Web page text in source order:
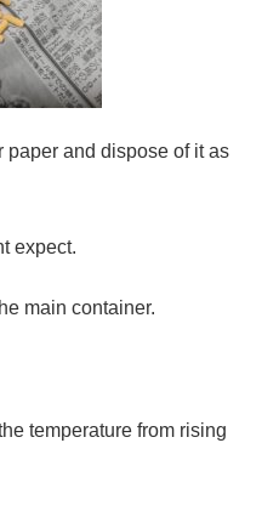
and dispose of it as
expect.
main container.
temperature from rising